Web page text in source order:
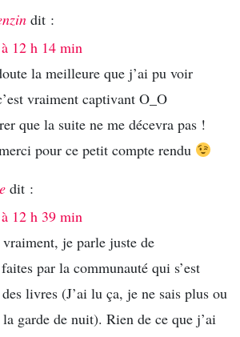
dit :
12 h 14 min
la meilleure que j’ai pu voir
vraiment captivant O_O
que la suite ne me décevra pas !
pour ce petit compte rendu
dit :
12 h 39 min
vraiment, je parle juste de
par la communauté qui s’est
livres (J’ai lu ça, je ne sais plus ou
garde de nuit). Rien de ce que j’ai